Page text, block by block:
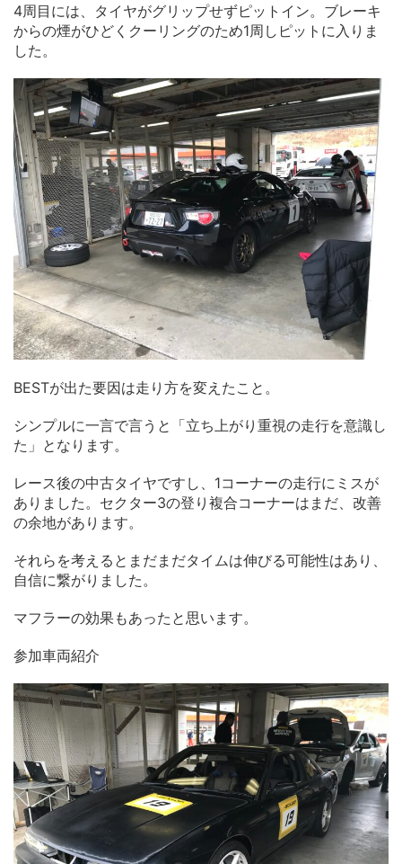
4周目には、タイヤがグリップせずピットイン。ブレーキ
からの煙がひどくクーリングのため1周しピットに入りま
した。
BESTが出た要因は走り方を変えたこと。
シンプルに一言で言うと「立ち上がり重視の走行を意識し
た」となります。
レース後の中古タイヤですし、1コーナーの走行にミスが
ありました。セクター3の登り複合コーナーはまだ、改善
の余地があります。
それらを考えるとまだまだタイムは伸びる可能性はあり、
自信に繋がりました。
マフラーの効果もあったと思います。
参加車両紹介